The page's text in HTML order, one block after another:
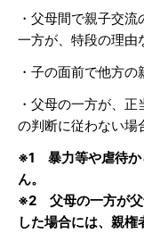
・父母間で親子交
一方が、特段の理由
・子の面前で他方
・父母の一方が、
の判断に従わない場
※1 暴力等や虐待か
ん。
※2 父母の一方が父
した場合には、親